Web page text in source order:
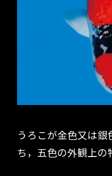
うろこが金色又は銀
ち，五色の外観上の